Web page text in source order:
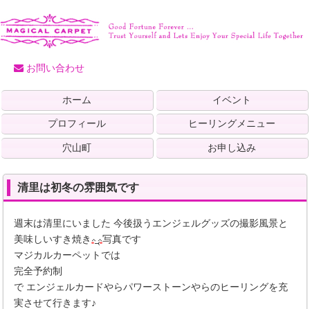
お問い合わせ
ホーム イベント
プロフィール ヒーリングメニュー
穴山町 お申し込み
清里は初冬の雰囲気です
週末は清里にいました 今後扱うエンジェルグッズの撮影風景と
美味しいすき焼き
写真です
マジカルカーペットでは
完全予約制
で エンジェルカードやらパワーストーンやらのヒーリングを充
実させて行きます♪